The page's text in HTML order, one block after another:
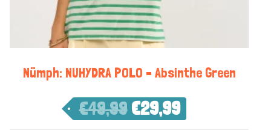
Nümph: NUHYDRA POLO – Absinthe Green
€49,99 €29,99